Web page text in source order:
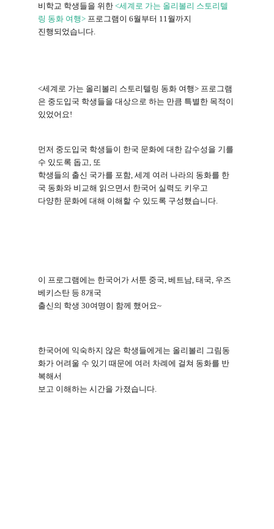
비학교 학생들을 위한<세계로 가는 올리볼리 스토리텔
링 동화 여행> 프로그램이 6월부터 11 월까지
진행되었습니다
<세계로 가는 올리볼리 스토리텔링 동화 여행> 프로그램
은 중도입국 학생들을 대상으로 하는 만큼 특별한 목적이
있었어요 !
먼저 중도입국 학생들이 한국 문화에 대한 감수성을 기를
수 있도록 돕고 또
학생들의 출신 국가를 포함 ,세계 여러 나라의 동화를 한
국 동화와 비교해 읽으면서 한국어 실력도 키우고
다양한 문화에 대해 이해할 수 있도록 구성했습니다
이 프로그램에는 한국어가 서툰 중국 ,베트남 ,태국 우즈
베키스탄 등 8개국
출신의 학생 30여명이 함께 했어요~
한국어에 익숙하지 않은 학생들에게는 올리볼리 그림동
화가 어려울 수 있기 때문에 여러 차례에 걸쳐 동화를 반
복해서
보고 이해하는 시간을 가졌습니다